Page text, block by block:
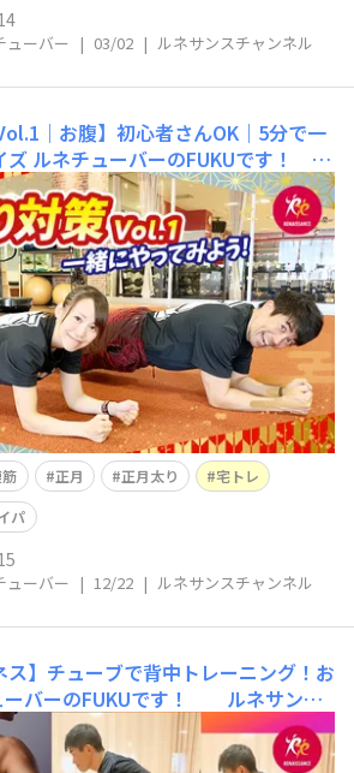
ューバー | 03/02 | ルネサンスチャンネル
｜お腹】初心者さんOK｜5分で一
ズ ルネチューバーのFUKUです！
「ルネサンスチャンネル」を更
回は 【お正月太り対策 Vol.1
｜5分で一緒に自宅エクササイ
(^^)
正月 正月太り
宅トレ
パ
ューバー | 12/22 | ルネサンスチャンネル
ス】チューブで背中トレーニング！お
ーバーのFUKUです！ ルネサンス
サンスチャンネル」を更新しました
軽にフィットネス】チューブで